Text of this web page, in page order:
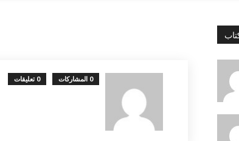
0 المشاركات 0 تعليقات